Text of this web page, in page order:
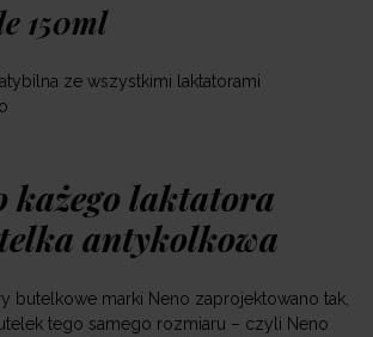
150ml
ze wszystkimi laktatorami
każego laktatora
antykolkowa
butelkowe marki Neno zaprojektowano tak,
tego samego rozmiaru – czyli Neno